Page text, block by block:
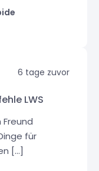
6 tage zuvor
LWS
Freund
für
[...]